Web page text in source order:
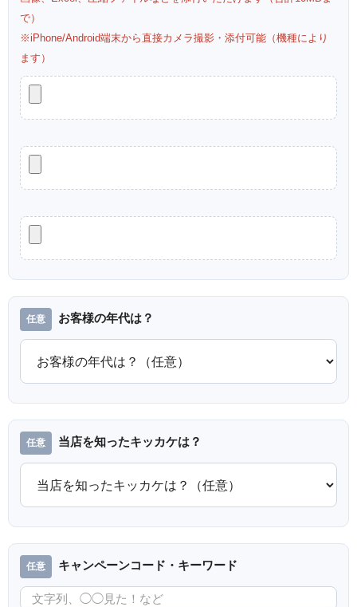
で）
※iPhone/Android端末から直接カメラ撮影・添付可能（機種により
ます）
お客様の年代は？
当店を知ったキッカケは？
キャンペーンコード・キーワード